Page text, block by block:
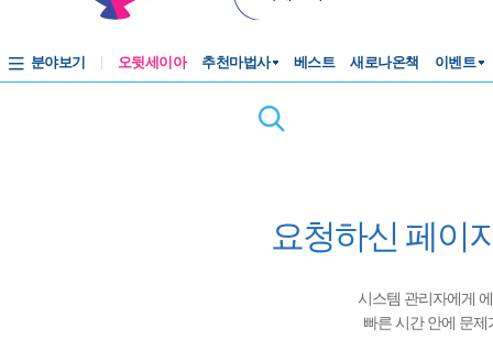
분야보기 오뒷세이아 추천마법사 베스트 새로나온책 이벤트
요청하신 페이
시스템 관리자에게
빠른 시간 안에 문